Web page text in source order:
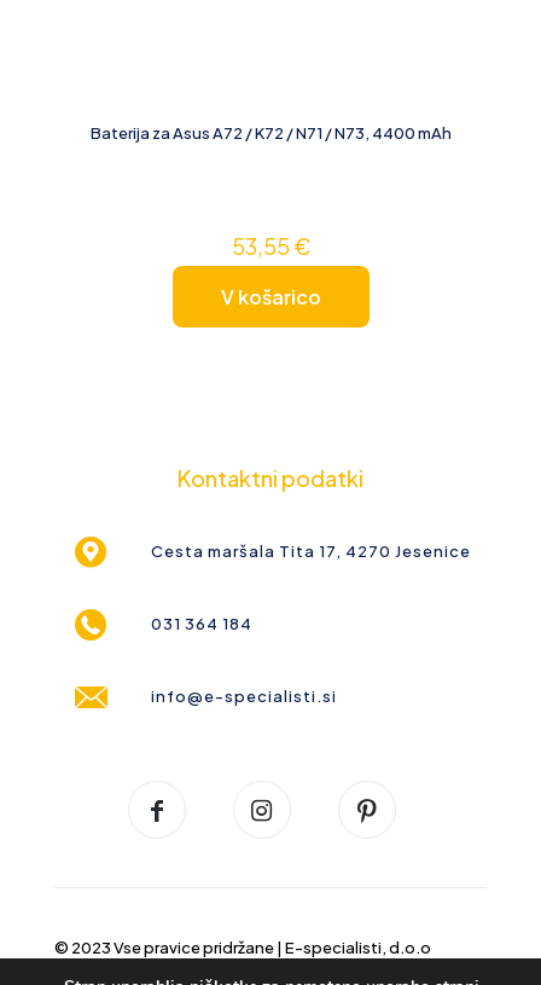
Baterija za Asus A72 / K72 / N71 / N73, 4400 mAh
53,55 €
V košarico
Kontaktni podatki
Cesta maršala Tita 17, 4270 Jesenice
031 364 184
info@e-specialisti.si
© 2023 Vse pravice pridržane | E-specialisti, d.o.o